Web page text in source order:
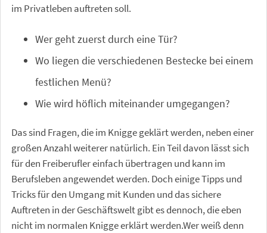
im Privatleben auftreten soll.
Wer geht zuerst durch eine Tür?
Wo liegen die verschiedenen Bestecke bei einem
festlichen Menü?
Wie wird höflich miteinander umgegangen?
Das sind Fragen, die im Knigge geklärt werden, neben einer
großen Anzahl weiterer natürlich. Ein Teil davon lässt sich
für den Freiberufler einfach übertragen und kann im
Berufsleben angewendet werden. Doch einige Tipps und
Tricks für den Umgang mit Kunden und das sichere
Auftreten in der Geschäftswelt gibt es dennoch, die eben
nicht im normalen Knigge erklärt werden.Wer weiß denn